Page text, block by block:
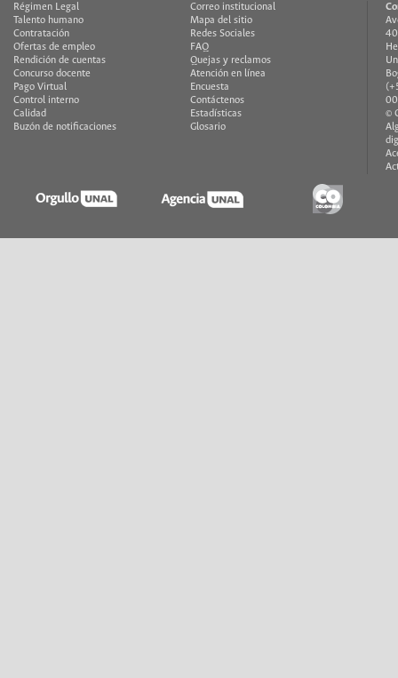
Régimen Legal
Talento humano
Contratación
Ofertas de empleo
Rendición de cuentas
Concurso docente
Pago Virtual
Control interno
Calidad
Buzón de notificaciones
Correo institucional
Mapa del sitio
Redes Sociales
FAQ
Quejas y reclamos
Atención en línea
Encuesta
Contáctenos
Estadísticas
Glosario
©